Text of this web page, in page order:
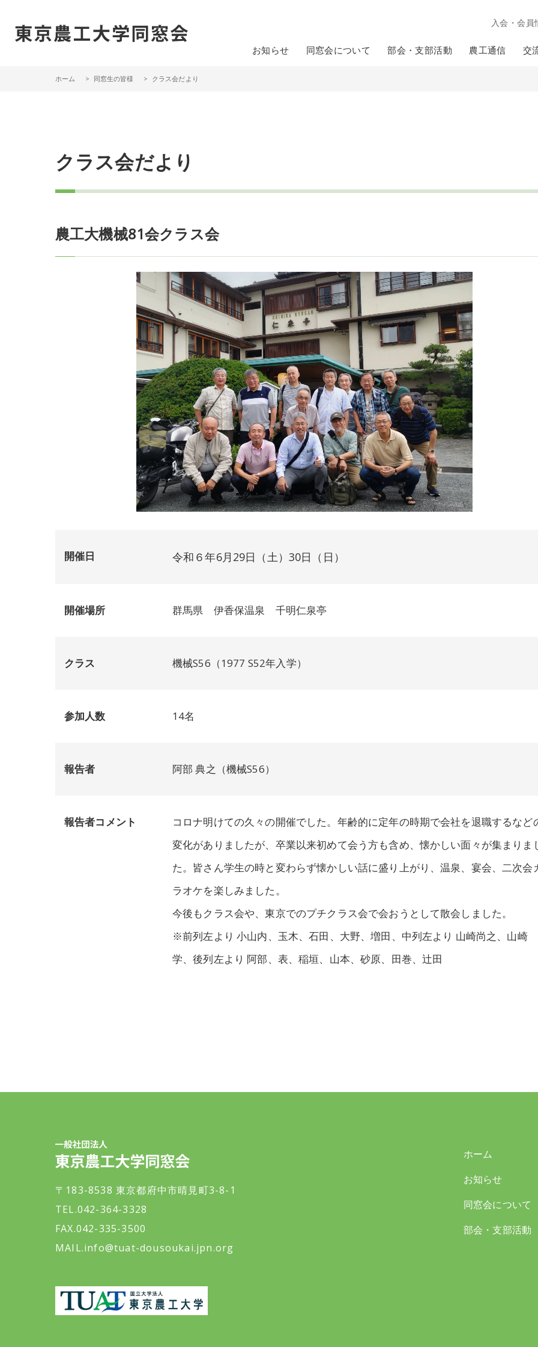
入会・会員
お知らせ 同窓会について 部会・支部活動 農工通信 交
ホーム 同窓生の皆様 クラス会だより
クラス会だより
農工大機械81会クラス会
開催日 令和６年6月29日（土）30日（日）
開催場所 群馬県 伊香保温泉 千明仁泉亭
クラス 機械S56（1977 S52年入学）
参加人数 14名
報告者 阿部 典之（機械S56）
報告者コメント
コロナ明けての久々の開催でした。年齢的に定年の時期で会社を退職するなど
変化がありましたが、卒業以来初めて会う方も含め、懐かしい面々が集まりま
た。皆さん学生の時と変わらず懐かしい話に盛り上がり、温泉、宴会、二次会
ラオケを楽しみました。
今後もクラス会や、東京でのプチクラス会で会おうとして散会しました。
※前列左より 小山内、玉木、石田、大野、増田、中列左より 山崎尚之、山崎
学、後列左より 阿部、表、稲垣、山本、砂原、田巻、辻田
ホーム
お知らせ
同窓会について
部会・支部活動
〒183-8538 東京都府中市晴見町3-8-1
TEL.042-364-3328
FAX.042-335-3500
MAIL.info@tuat-dousoukai.jpn.org